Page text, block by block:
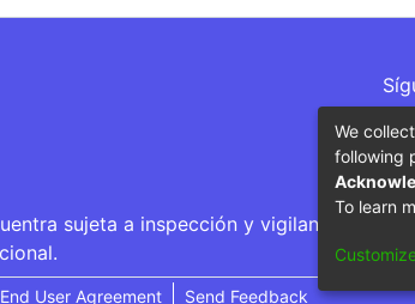
sujeta a inspección y vigilancia por
End User Agreement Send Feedback
We
following
To learn